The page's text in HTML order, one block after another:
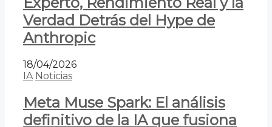
Verdad Detrás del Hype de
Anthropic
18/04/2026
IA Noticias
Meta Muse Spark: El análisis
definitivo de la IA que fusiona